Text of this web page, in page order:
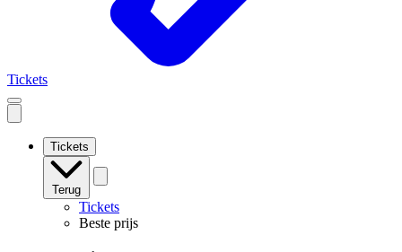
Tickets
Open
mobile
Tickets
Terug
Tickets
Beste prijs